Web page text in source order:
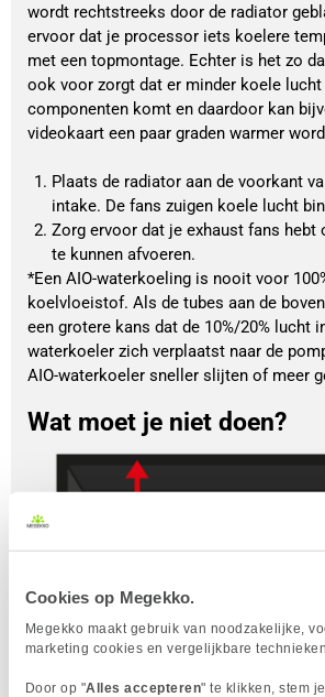
Cookies op Megekko.
Megekko maakt gebruik van noodzakelijke,
marketing cookies en vergelijkbare technieken.
Door op "Alles accepteren" te klikken, stem
wordt rechtstreeks door de radiator
ervoor dat je processor iets koelere
met een topmontage. Echter is het zo
ook voor zorgt dat er minder koele
componenten komt en daardoor kan
videokaart een paar graden warmer
Plaats de radiator aan de voorkant
intake. De fans zuigen koele lucht
Zorg ervoor dat je exhaust fans hebt
te kunnen afvoeren.
*Een AIO-waterkoeling is nooit voor
koelvloeistof. Als de tubes aan de
een grotere kans dat de 10%/20% lucht
waterkoeler zich verplaatst naar de
AIO-waterkoeler sneller slijten of meer
Wat moet je niet doen?